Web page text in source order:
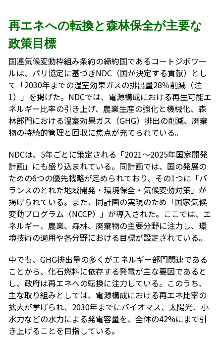
再エネへの転換と森林保全が主要な
政策目標
国連気候変動枠組み条約の締約国であるコートジボワー
ルは、パリ協定に基づきNDC（国が決定する貢献）とし
て「2030年までの温室効果ガスの排出量28％削減（注
1）」を掲げた。NDCでは、電源構成における再生可能エ
ネルギー比率の引き上げ、農業生産の強化と機械化、森
林部門における温室効果ガス（GHG）排出の削減、廃棄
物の持続的管理と回収に焦点が充てられている。
NDCは、5年ごとに策定される「2021～2025年国家開発
計画」にも盛り込まれている。同計画では、国の発展の
ための6つの優先戦略が定められており、その1つに「バ
ランスのとれた地域開発・環境保全・気候変動対策」が
掲げられている。また、同計画の実現のため「国家気候
変動プログラム（NCCP）」が導入された。ここでは、エ
ネルギー、農業、森林、廃棄物の主要分野に注力し、環
境技術の適用や各分野における目標が設定されている。
中でも、GHG排出量の多くがエネルギー部門関連である
ことから、化石燃料に依存する発電が主な要因であると
し、政府は再エネへの転換に注力している。このうち、
主な取り組みとしては、電源構成における再エネ比率の
拡大が挙げられ、2030年までにバイオマス、太陽光、小
水力などの水力による発電容量を、全体の42%にまで引
き上げることを目指している。